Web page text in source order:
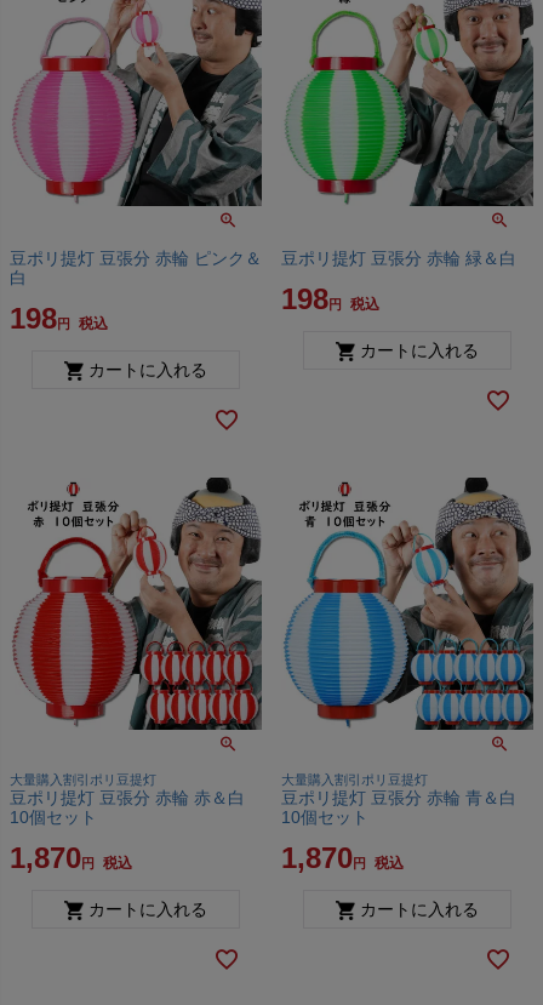
豆ポリ提灯 豆張分 赤輪 ピンク＆
白
198 税込
カートに入れる
豆ポリ提灯 豆張分 赤輪 緑＆白
198 税込
カートに入れる
大量購入割引ポリ豆提灯
豆ポリ提灯 豆張分 赤輪 赤＆白
10個セット
1,870 税込
カートに入れる
大量購入割引ポリ豆提灯
豆ポリ提灯 豆張分 赤輪 青＆白
10個セット
1,870 税込
カートに入れる